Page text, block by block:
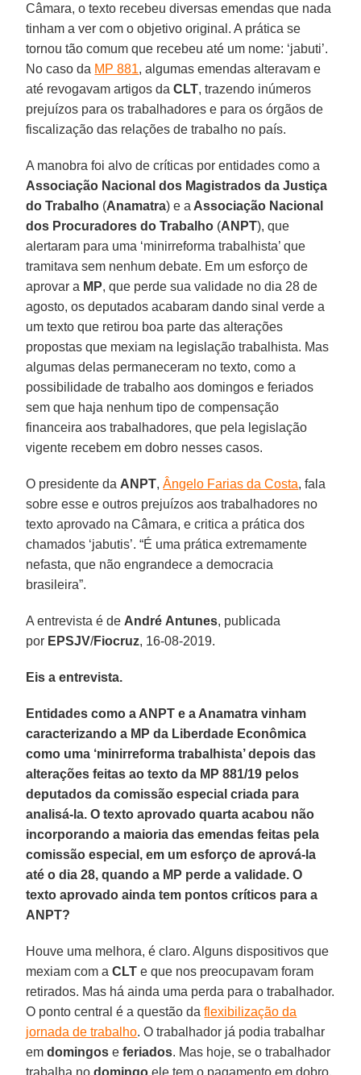
Câmara, o texto recebeu diversas emendas que nada
tinham a ver com o objetivo original. A prática se
tornou tão comum que recebeu até um nome: ‘jabuti’.
No caso da MP 881, algumas emendas alteravam e
até revogavam artigos daCLT, trazendo inúmeros
prejuízos para os trabalhadores e para os órgãos de
fiscalização das relações de trabalho no país.
A manobra foi alvo de críticas por entidades como a
Associação Nacional dos Magistrados da Justiça
do Trabalho (Anamatra) e a Associação Nacional
dos Procuradores do Trabalho (ANPT), que
alertaram para uma ‘minirreforma trabalhista’ que
tramitava sem nenhum debate. Em um esforço de
aprovar a MP, que perde sua validade no dia 28 de
agosto, os deputados acabaram dando sinal verde a
um texto que retirou boa parte das alterações
propostas que mexiam na legislação trabalhista. Mas
algumas delas permaneceram no texto, como a
possibilidade de trabalho aos domingos e feriados
sem que haja nenhum tipo de compensação
financeira aos trabalhadores, que pela legislação
vigente recebem em dobro nesses casos.
O presidente da ANPT,Ângelo Farias da Costa, fala
sobre esse e outros prejuízos aos trabalhadores no
texto aprovado na Câmara, e critica a prática dos
chamados ‘jabutis’. “É uma prática extremamente
nefasta, que não engrandece a democracia
brasileira”.
A entrevista é de André Antunes, publicada
por EPSJV/Fiocruz, 16-08-2019.
Eis a entrevista.
Entidades como a ANPT e a Anamatra vinham
caracterizando a MP da Liberdade Econômica
como uma ‘minirreforma trabalhista’ depois das
alterações feitas ao texto da MP 881/19 pelos
deputados da comissão especial criada para
analisá-la. O texto aprovado quarta acabou não
incorporando a maioria das emendas feitas pela
comissão especial, em um esforço de aprová-la
até o dia 28, quando a MP perde a validade. O
texto aprovado ainda tem pontos críticos para a
ANPT?
Houve uma melhora, é claro. Alguns dispositivos que
mexiam com aCLT e que nos preocupavam foram
retirados. Mas há ainda uma perda para o trabalhador.
O ponto central é a questão daflexibilização da
jornada de trabalho. O trabalhador já podia trabalhar
emdomingos eferiados. Mas hoje, se o trabalhador
trabalha nodomingo ele tem o pagamento em dobro.